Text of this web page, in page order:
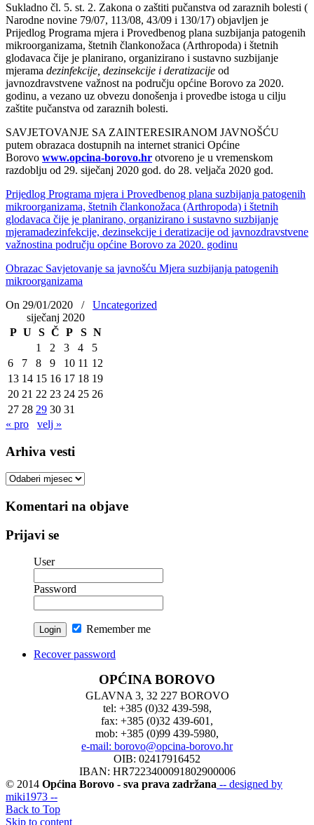
Sukladno čl. 5. st. 2. Zakona o zaštiti pučanstva od zaraznih bolesti (
Narodne novine 79/07, 113/08, 43/09 i 130/17) objavljen je
Prijedlog Programa mjera i Provedbenog plana suzbijanja patogenih
mikroorganizama, štetnih člankonožaca (Arthropoda) i štetnih
glodavaca čije je planirano, organizirano i sustavno suzbijanje
mjerama dezinfekcije, dezinsekcije i deratizacije od
javnozdravstvene važnost na području općine Borovo za 2020.
godinu, a vezano uz obvezu donošenja i provedbe istoga u cilju
zaštite pučanstva od zaraznih bolesti.
SAVJETOVANJE SA ZAINTERESIRANOM JAVNOŠĆU
putem obrazaca dostupnih na internet stranici Općine
Borovo www.opcina-borovo.hr otvoreno je u vremenskom
razdoblju od 29. siječanj 2020 god. do 28. veljača 2020 god.
Prijedlog Programa mjera i Provedbenog plana suzbijanja patogenih
mikroorganizama, štetnih člankonožaca (Arthropoda) i štetnih
glodavaca čije je planirano, organizirano i sustavno suzbijanje
mjeramadezinfekcije, dezinsekcije i deratizacije od javnozdravstvene
važnostina području općine Borovo za 2020. godinu
Obrazac Savjetovanje sa javnošću Mjera suzbijanja patogenih
mikroorganizama
On 29/01/2020
/
Uncategorized
siječanj 2020
P U S Č P S N
1
2 3 4
5
6
7 8 9 10 11 12
13 14 15 16 17 18 19
20 21 22 23 24 25 26
27 28 29 30 31
« pro
velj »
Arhiva vesti
Arhiva
Komentari na objave
Prijavi se
User
Password
Remember me
Recover password
OPĆINA BOROVO
GLAVNA 3, 32 227 BOROVO
tel: +385 (0)32 439-598,
fax: +385 (0)32 439-601,
mob: +385 (0)99 439-5980,
e-mail: borovo@opcina-borovo.hr
OIB: 02417916452
IBAN: HR7223400091802900006
© 2014 Općina Borovo - sva prava zadržana -- designed by
miki1973 --
Back to Top
Skip to content